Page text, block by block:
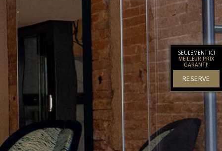
SEULEMENT ICI
MEILLEUR PRIX
GARANTI!
RESERVE